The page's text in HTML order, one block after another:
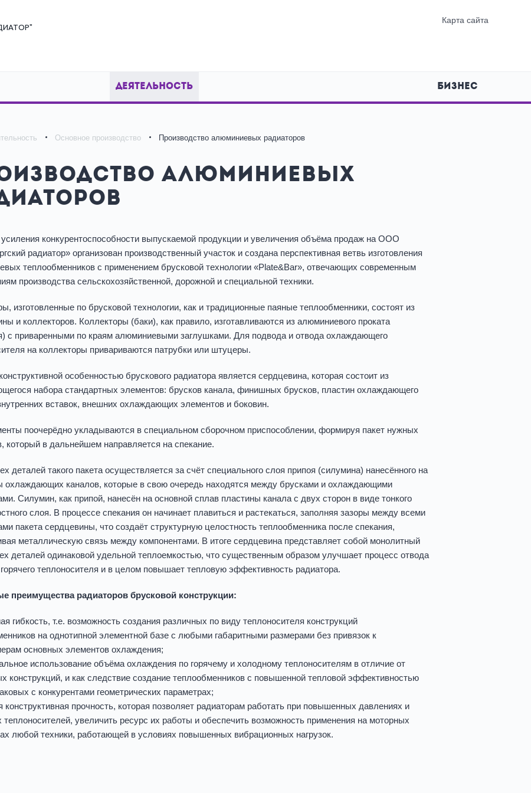
Карта сайта
ДЕЯТЕЛЬНОСТЬ БИЗНЕС
Основное производство Производство алюминиевых радиаторов
алюминиевых
конкурентоспособности выпускаемой продукции и увеличения объёма продаж на ООО
радиатор» организован производственный участок и создана перспективная ветвь изготовления
теплообменников с применением брусковой технологии «Plate&Bar», отвечающих современным
производства сельскохозяйственной, дорожной и специальной техники.
изготовленные по брусковой технологии, как и традиционные паяные теплообменники, состоят из
и коллекторов. Коллекторы (баки), как правило, изготавливаются из алюминиевого проката
с приваренными по краям алюминиевыми заглушками. Для подвода и отвода охлаждающего
на коллекторы привариваются патрубки или штуцеры.
особенностью брускового радиатора является сердцевина, которая состоит из
набора стандартных элементов: брусков канала, финишных брусков, пластин охлаждающего
вставок, внешних охлаждающих элементов и боковин.
поочерёдно укладываются в специальном сборочном приспособлении, формируя пакет нужных
который в дальнейшем направляется на спекание.
деталей такого пакета осуществляется за счёт специального слоя припоя (силумина) нанесённого на
охлаждающих каналов, которые в свою очередь находятся между брусками и охлаждающими
Силумин, как припой, нанесён на основной сплав пластины канала с двух сторон в виде тонкого
слоя. В процессе спекания он начинает плавиться и растекаться, заполняя зазоры между всеми
пакета сердцевины, что создаёт структурную целостность теплообменника после спекания,
металлическую связь между компонентами. В итоге сердцевина представляет собой монолитный
деталей одинаковой удельной теплоемкостью, что существенным образом улучшает процесс отвода
теплоносителя и в целом повышает тепловую эффективность радиатора.
преимущества радиаторов брусковой конструкции:
гибкость, т.е. возможность создания различных по виду теплоносителя конструкций
на однотипной элементной базе с любыми габаритными размерами без привязок к
основных элементов охлаждения;
использование объёма охлаждения по горячему и холодному теплоносителям в отличие от
конструкций, и как следствие создание теплообменников с повышенной тепловой эффективностью
с конкурентами геометрических параметрах;
конструктивная прочность, которая позволяет радиаторам работать при повышенных давлениях и
теплоносителей, увеличить ресурс их работы и обеспечить возможность применения на моторных
любой техники, работающей в условиях повышенных вибрационных нагрузок.